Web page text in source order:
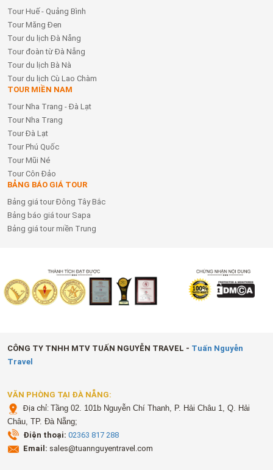
Tour Huế - Quảng Bình
Tour Măng Đen
Tour du lịch Đà Nẵng
Tour đoàn từ Đà Nẵng
Tour du lịch Bà Nà
Tour du lịch Cù Lao Chàm
TOUR MIỀN NAM
Tour Nha Trang - Đà Lạt
Tour Nha Trang
Tour Đà Lạt
Tour Phú Quốc
Tour Mũi Né
Tour Côn Đảo
BẢNG BÁO GIÁ TOUR
Bảng giá tour Đông Tây Bắc
Bảng báo giá tour Sapa
Bảng giá tour miền Trung
CÔNG TY TNHH MTV TUẤN NGUYỄN TRAVEL - Tuấn Nguyễn
Travel
VĂN PHÒNG TẠI ĐÀ NẴNG:
Địa chỉ:Tầng 02. 101b Nguyễn Chí Thanh, P. Hải Châu 1, Q. Hải
Châu, TP. Đà Nẵng;
Điện thoại: 02363 817 288
Email: sales@tuannguyentravel.com